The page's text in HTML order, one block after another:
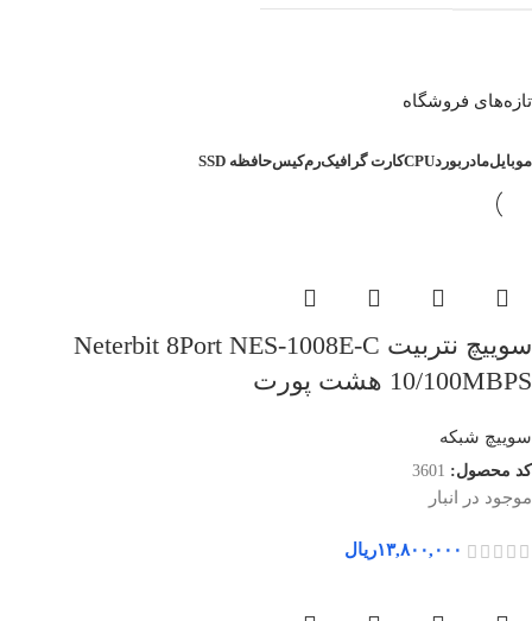
تازه‌های فروشگاه
موبایلمادربوردCPUکارت گرافیکرمکیسحافظه SSD
سوییچ نتربیت Neterbit 8Port NES-1008E-C
10/100MBPS هشت پورت
سوییچ شبکه
کد محصول: 3601
موجود در انبار
۱۳,۸۰۰,۰۰۰ریال